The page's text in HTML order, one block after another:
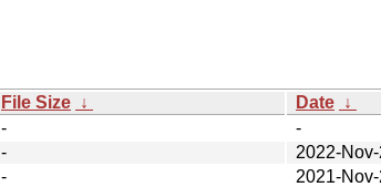
File Size ↓ Date ↓
-
-
-
2022-
- 2021-